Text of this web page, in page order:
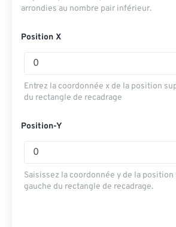
arrondies au nombre pair inférieur.
Position X
Entrez la coordonnée x de la position
du rectangle de recadrage
Position-Y
Saisissez la coordonnée y de la
gauche du rectangle de recadrage.